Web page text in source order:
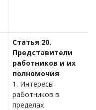
Статья 20.
Представители
работников и их
полномочия
1. Интересы
работников в
пределах